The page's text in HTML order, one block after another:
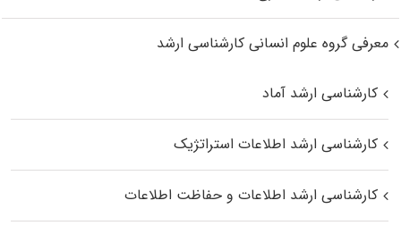
معرفی گروه علوم انسانی کارشناسی ارشد
کارشناسی ارشد آماد
کارشناسی ارشد اطلاعات استراتژیک
کارشناسی ارشد اطلاعات و حفاظت اطلاعات